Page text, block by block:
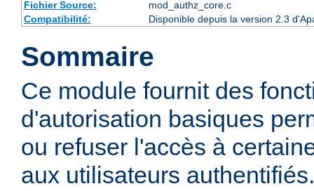
Fichier Source:
mod_authz_core.c
Compatibilité:
Disponible depuis la version 2.3
Sommaire
Ce module fournit des
d'autorisation basiques
ou refuser l'accès à
aux utilisateurs